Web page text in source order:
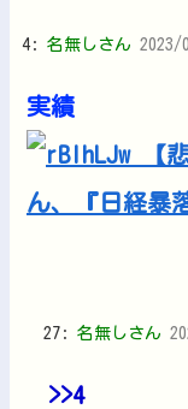
4: 名無しさん
実績
27: 名無しさん
>>4